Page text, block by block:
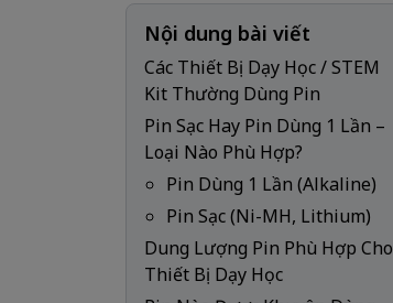
Nội dung bài viết
Các Thiết Bị Dạy Học / STEM
Kit Thường Dùng Pin
Pin Sạc Hay Pin Dùng 1 Lần –
Loại Nào Phù Hợp?
Pin Dùng 1 Lần (Alkaline)
Pin Sạc (Ni-MH, Lithium)
Dung Lượng Pin Phù Hợp Cho
Thiết Bị Dạy Học